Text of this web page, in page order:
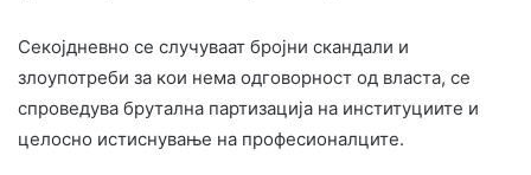
Секојдневно се случуваат бројни скандали и
злоупотреби за кои нема одговорност од власта, се
спроведува брутална партизација на институциите и
целосно истиснување на професионалците.